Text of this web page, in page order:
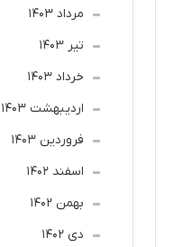
مرداد 1403
تير 1403
خرداد 1403
ارديبهشت 1403
فروردین 1403
اسفند 1402
بهمن 1402
دی 1402